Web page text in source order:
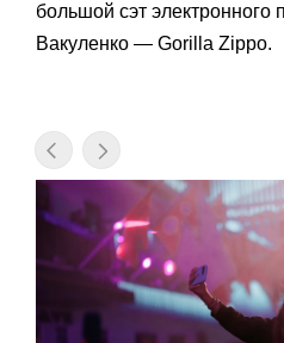
большой сэт электронного
Вакуленко — Gorilla Zippo.